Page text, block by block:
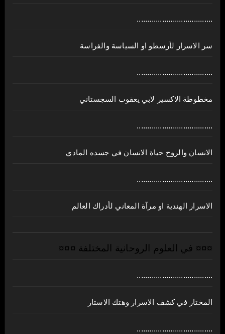
....................................
سر الاسرار لأرسطو او السياسة والفراسة
....................................
مخطوطة الاكسير لابي يعقوب السجستاني
....................................
الانسان والروح حياة الانسان في جسده المادي
....................................
الاسرار الهندية او مرآة المعاني لأدراك العالم
¤¤¤ في العلوم الروحانية المختلفة ¤¤¤
....................................
المختار في كشف الاسرار وهتك الاستار
....................................